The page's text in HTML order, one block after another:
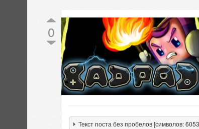
0
Текст поста без пробелов [символов: